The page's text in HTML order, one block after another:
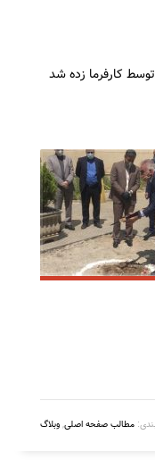
کارفرما زده شد
مطالب صفحه اصلی, وبلاگ